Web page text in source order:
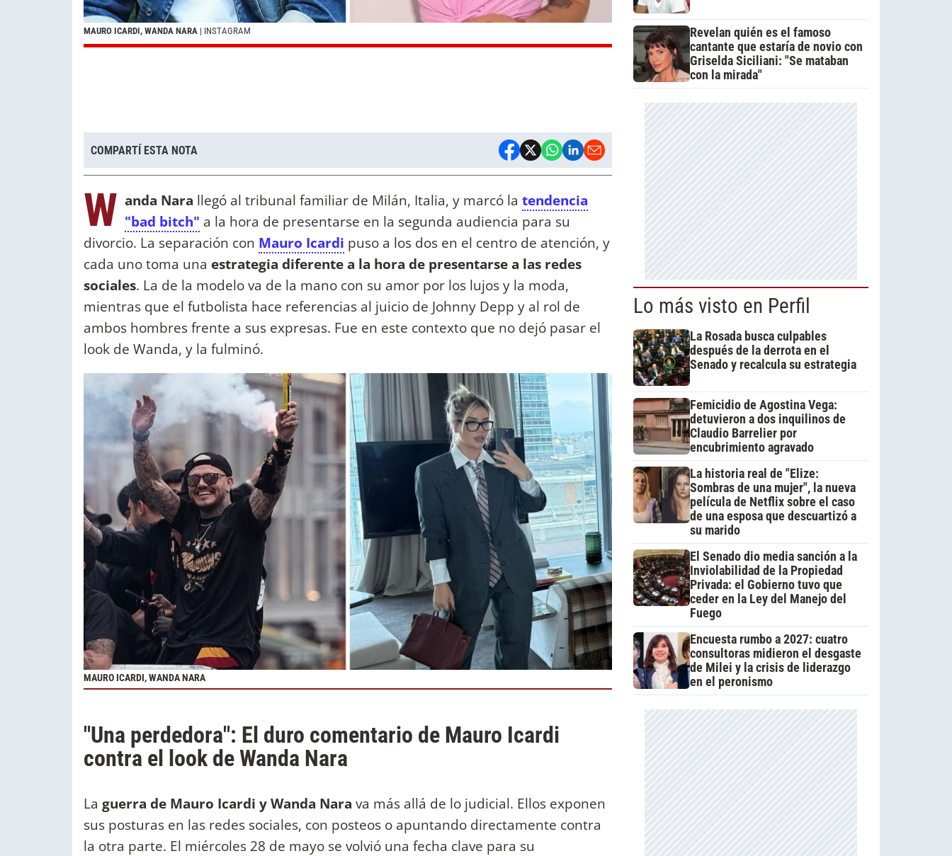
MAURO ICARDI, WANDA NARA | INSTAGRAM
COMPARTÍ ESTA NOTA
W anda Nara llegó al tribunal familiar de Milán, Italia, y marcó la tendencia
"bad bitch" a la hora de presentarse en la segunda audiencia para su
divorcio. La separación con Mauro Icardi puso a los dos en el centro de atención, y
cada uno toma una estrategia diferente a la hora de presentarse a las redes
sociales. La de la modelo va de la mano con su amor por los lujos y la moda,
mientras que el futbolista hace referencias al juicio de Johnny Depp y al rol de
ambos hombres frente a sus expresas. Fue en este contexto que no dejó pasar el
look de Wanda, y la fulminó.
MAURO ICARDI, WANDA NARA
"Una perdedora": El duro comentario de Mauro Icardi
contra el look de Wanda Nara
La guerra de Mauro Icardi y Wanda Nara va más allá de lo judicial. Ellos exponen
sus posturas en las redes sociales, con posteos o apuntando directamente contra
la otra parte. El miércoles 28 de mayo se volvió una fecha clave para su
Revelan quién es el famoso
cantante que estaría de novio con
Griselda Siciliani: "Se mataban
con la mirada"
Lo más visto en Perfil
La Rosada busca culpables
después de la derrota en el
Senado y recalcula su estrategia
Femicidio de Agostina Vega:
detuvieron a dos inquilinos de
Claudio Barrelier por
encubrimiento agravado
La historia real de "Elize:
Sombras de una mujer", la nueva
película de Netflix sobre el caso
de una esposa que descuartizó a
su marido
El Senado dio media sanción a la
Inviolabilidad de la Propiedad
Privada: el Gobierno tuvo que
ceder en la Ley del Manejo del
Fuego
Encuesta rumbo a 2027: cuatro
consultoras midieron el desgaste
de Milei y la crisis de liderazgo
en el peronismo